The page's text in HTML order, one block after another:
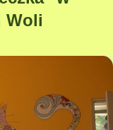
Woli